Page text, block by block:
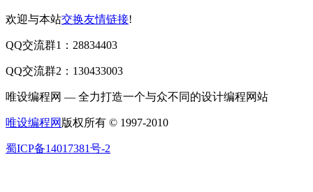
欢迎与本站交换友情链接!
QQ交流群1：28834403
QQ交流群2：130433003
唯设编程网 — 全力打造一个与众不同的设计编程网站
唯设编程网 版权所有 © 1997-2010
蜀ICP备14017381号-2